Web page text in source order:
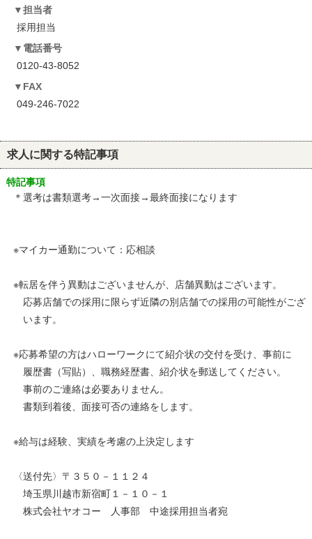
担当者
採用担当
電話番号
0120-43-8052
FAX
049-246-7022
求人に関する特記事項
特記事項
＊選考は書類選考→一次面接→最終面接になります
※マイカー通勤について：応相談
※転居を伴う異動はございませんが、店舗異動はございます。
応募店舗での採用に限らず近隣の別店舗での採用の可能性がござ
います。
※応募希望の方はハローワークにて紹介状の交付を受け、事前に
履歴書（写貼）、職務経歴書、紹介状を郵送してください。
事前のご連絡は必要ありません。
書類到着後、面接可否の連絡をします。
※給与は経験、実績を考慮の上決定します
〈送付先〉〒３５０－１１２４
埼玉県川越市新宿町１－１０－１
株式会社ヤオコー 人事部 中途採用担当者宛